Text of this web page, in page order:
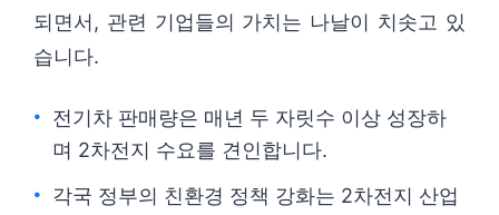
되면서, 관련 기업들의 가치는 나날이 치솟고 있
습니다.
전기차 판매량은 매년 두 자릿수 이상 성장하
며 2차전지 수요를 견인합니다.
각국 정부의 친환경 정책 강화는 2차전지 산업